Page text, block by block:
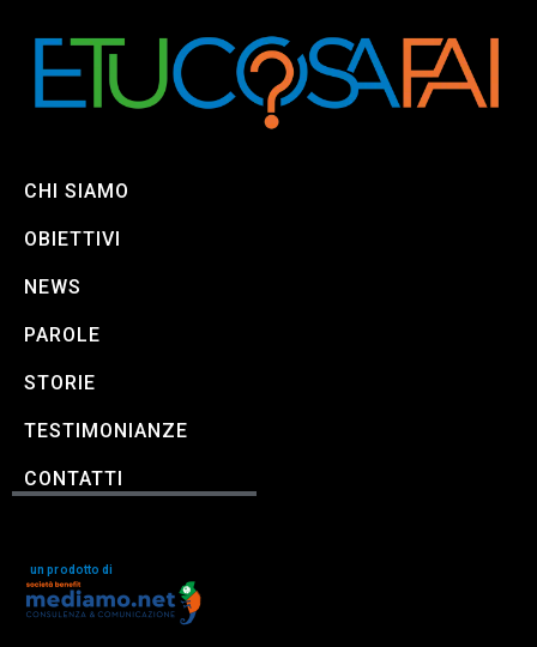
CHI SIAMO
OBIETTIVI
NEWS
PAROLE
STORIE
TESTIMONIANZE
CONTATTI
un prodotto di